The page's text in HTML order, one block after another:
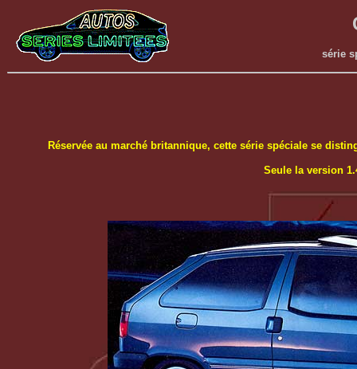
série
Réservée au marché britannique, cette série spéciale se
Seule la version